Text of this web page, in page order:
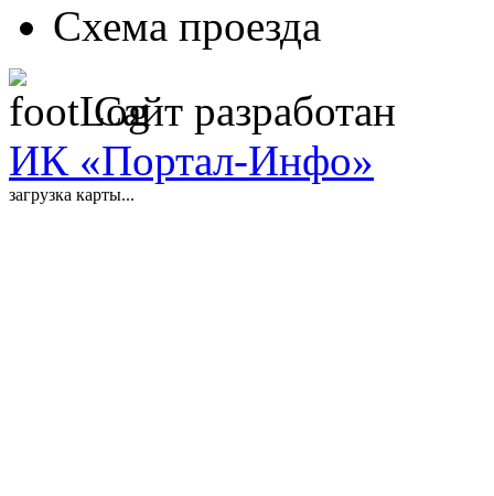
Схема проезда
Сайт разработан
ИК «Портал-Инфо»
загрузка карты...